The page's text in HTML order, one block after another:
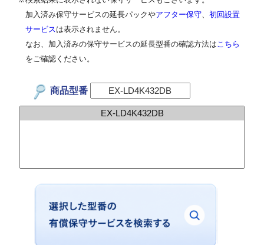
加入済み保守サービスの延長パックやアフター保守
初回設置
サービス は表示されません。
なお、加入済みの保守サービスの延長型番の確認方法は こちら
をご確認ください。
商品型番